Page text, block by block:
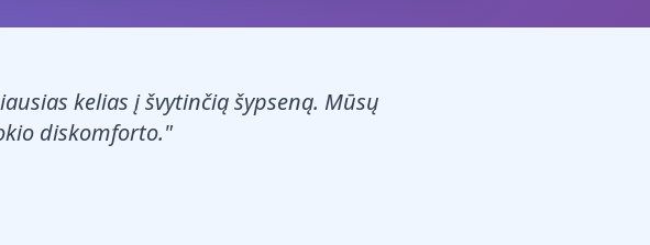
kelias į švytinčią šypseną. Mūsų
diskomforto."